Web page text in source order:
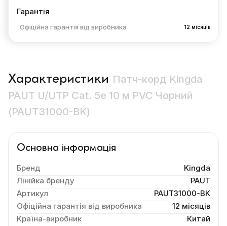
Гарантія
Офіційна гарантія від виробника 12 місяців
Характеристики Патч-корд Kingda
PAUT U/UTP Cat. 5e 10 м PVC Чорний
(PAUT31000-BK)
Основна інформація
Бренд
Kingda
Лінійка бренду
PAUT
Артикул
PAUT31000-BK
Офіційна гарантія від виробника
12 місяців
Країна-виробник
Китай